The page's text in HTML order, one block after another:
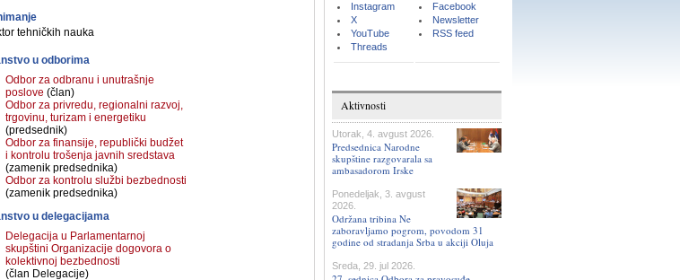
tehničkih nauka
u odborima
Odbor za odbranu i unutrašnje
poslove (član)
Odbor za privredu, regionalni razvoj,
trgovinu, turizam i energetiku
(predsednik)
Odbor za finansije, republički budžet
i kontrolu trošenja javnih sredstava
(zamenik predsednika)
Odbor za kontrolu službi bezbednosti
(zamenik predsednika)
u delegacijama
Delegacija u Parlamentarnoj
skupštini Organizacije dogovora o
kolektivnoj bezbednosti
(član Delegacije)
Instagram
X
YouTube
Threads
Facebook
Newsletter
RSS feed
Aktivnosti
Utorak, 4. avgust 2026.
Predsednica Narodne
skupštine razgovarala sa
ambasadorom Irske
Ponedeljak, 3. avgust
2026.
Održana tribina Ne
zaboravljamo pogrom, povodom 31
godine od stradanja Srba u akciji Oluja
Sreda, 29. jul 2026.